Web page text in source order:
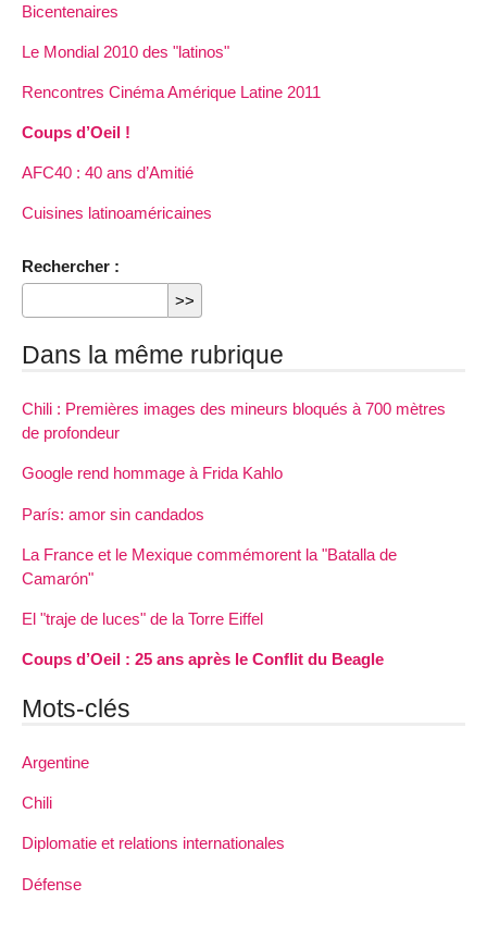
Bicentenaires
Le Mondial 2010 des "latinos"
Rencontres Cinéma Amérique Latine 2011
Coups d’Oeil !
AFC40 : 40 ans d’Amitié
Cuisines latinoaméricaines
Rechercher :
Dans la même rubrique
Chili : Premières images des mineurs bloqués à 700 mètres
de profondeur
Google rend hommage à Frida Kahlo
París: amor sin candados
La France et le Mexique commémorent la "Batalla de
Camarón"
El "traje de luces" de la Torre Eiffel
Coups d’Oeil : 25 ans après le Conflit du Beagle
Mots-clés
Argentine
Chili
Diplomatie et relations internationales
Défense